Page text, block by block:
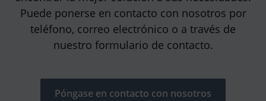
Puede ponerse en contacto con nosotros por
teléfono, correo electrónico o a través de
nuestro formulario de contacto.
Póngase en contacto con nosotros